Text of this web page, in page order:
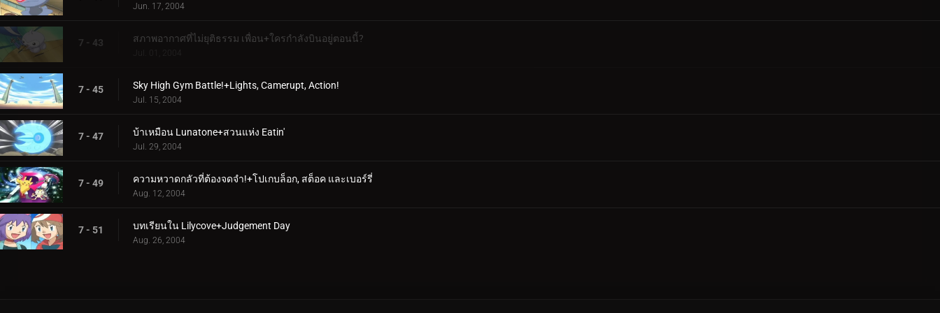
Jun. 17, 2004
7 - 43 สภาพอากาศที่ไม่ยุติธรรม เพื่อน+ใครกำลังบินอยู่ตอนนี้?
Jul. 01, 2004
7 - 45 Sky High Gym Battle!+Lights, Camerupt, Action!
Jul. 15, 2004
7 - 47 บ้าเหมือน Lunatone+สวนแห่ง Eatin'
Jul. 29, 2004
7 - 49 ความหวาดกลัวที่ต้องจดจำ!+โปเกบล็อก, สต็อค และเบอร์รี่
Aug. 12, 2004
7 - 51 บทเรียนใน Lilycove+Judgement Day
Aug. 26, 2004